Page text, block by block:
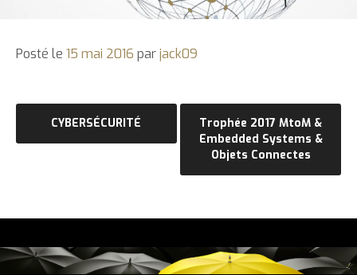
Posté le 15 mai 2016 parjack09
Navigation
de
CYBERSÉCURITÉ
Trophée 2017 MtoM &
Embedded Systems &
Objets Connectes